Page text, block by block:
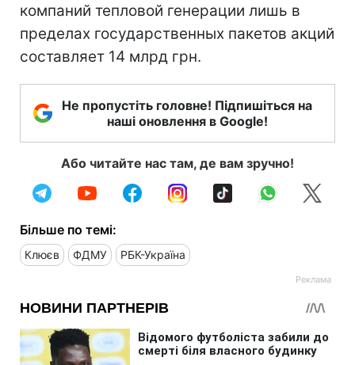
компаний тепловой генерации лишь в
пределах государственных пакетов акций
составляет 14 млрд грн.
Не пропустіть головне! Підпишіться на
наші оновлення в Google!
Або читайте нас там, де вам зручно!
Більше по темі:
Клюєв ФДМУ РБК-Україна